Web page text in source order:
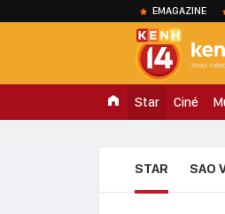
EMAGAZINE
Star Ciné
STAR SAO